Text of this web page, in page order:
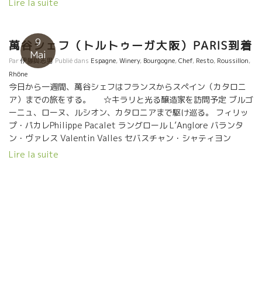
グロールの Vintage2015 を開けた。 イヤー、美味しい！！なん
という液体だ！ J’adore L‘Anglore!! 話しも弾んで、もう少し飲み
たい。 ２本目に、これまたトビッキリ美味しい、ジュラ地方のユ
グ・ベゲの Hughes Beguet のプルサールを開けた。 なんて、美
味しいんだろう！ １０年ぶりにフランスに来た萬谷シェフとホ
ントに楽しいひと時を過ごしました。 明日から久々の萬谷さんと
の道中を楽しむとしよう。
Lire la suite
9
Mai
萬谷シェフ（トルトゥーガ大阪）PARIS到着
Par伊藤與志男 Publié dans Espagne,Winery, Bourgogne,Chef, Resto, Roussillon,
Rhône
今日から一週間、萬谷シェフはフランスからスペイン（カタロニ
ア）までの旅をする。 ☆キラリと光る醸造家を訪問予定 ブルゴ
ーニュ、ローヌ、ルシオン、カタロニアまで駆け巡る。 フィリッ
プ・パカレPhilippe Pacalet ラングロール L’Anglore バランタ
ン・ヴァレス Valentin Valles セバスチャン・シャティヨン
Sebastien Chatillon フラール・ルージュFoullards Rouges ヨヨ
Lire la suite